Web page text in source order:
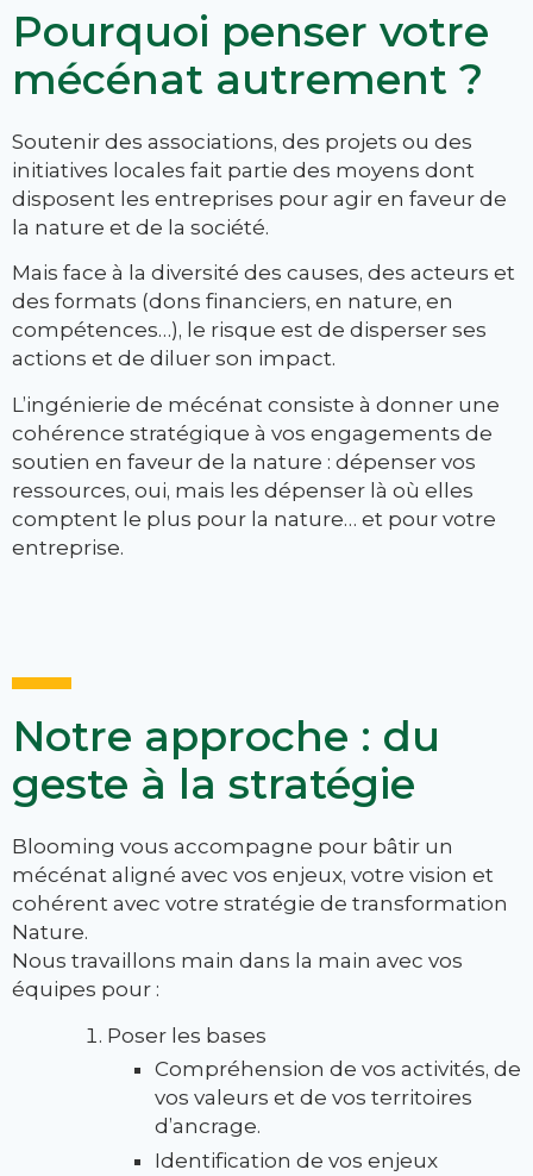
Pourquoi penser votre
mécénat autrement ?
Soutenir des associations, des projets ou des
initiatives locales fait partie des moyens dont
disposent les entreprises pour agir en faveur de
la nature et de la société.
Mais face à la diversité des causes, des acteurs et
des formats (dons financiers, en nature, en
compétences…), le risque est de disperser ses
actions et de diluer son impact.
L’ingénierie de mécénat consiste à donner une
cohérence stratégique à vos engagements de
soutien en faveur de la nature : dépenser vos
ressources, oui, mais les dépenser là où elles
comptent le plus pour la nature… et pour votre
entreprise.
Notre approche : du
geste à la stratégie
Blooming vous accompagne pour bâtir un
mécénat aligné avec vos enjeux, votre vision et
cohérent avec votre stratégie de transformation
Nature.
Nous travaillons main dans la main avec vos
équipes pour :
Poser les bases
Compréhension de vos activités, de
vos valeurs et de vos territoires
d’ancrage.
Identification de vos enjeux